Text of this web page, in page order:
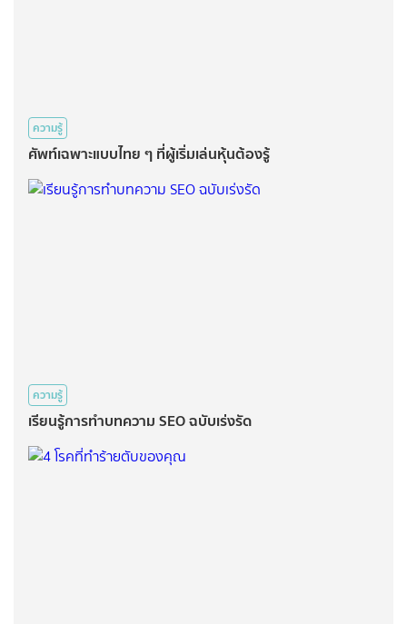
ความรู้
ศัพท์เฉพาะแบบไทย ๆ ที่ผู้เริ่มเล่นหุ้นต้องรู้
ความรู้
เรียนรู้การทำบทความ SEO ฉบับเร่งรัด